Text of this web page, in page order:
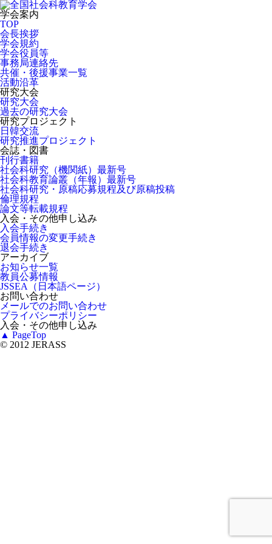
学会案内
TOP
会長挨拶
学会規約
学会役員等
事務局連絡先
共催・後援事業一覧
活動沿革
研究大会
研究大会
過去の研究大会
研究プロジェクト
日韓交流
研究推進プロジェクト
会誌・図書
刊行書籍
社会科研究（機関紙）最新号
社会科教育論叢（年報）最新号
社会科研究・原稿応募規程及び原稿投稿
倫理規程
論文等転載規程
入会・その他申し込み
入会手続き
会員情報の変更手続き
退会手続き
アーカイブ
お知らせ一覧
教員公募情報
JSSEA（日本語ページ）
お問い合わせ
メールでのお問い合わせ
プライバシーポリシー
入会・その他申し込み
▲ PageTop
© 2012 JERASS